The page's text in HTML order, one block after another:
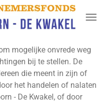
mogelijke onvrede weg
bij te stellen. De
die meent in zijn of
het handelen of nalaten
- De Kwakel, of door